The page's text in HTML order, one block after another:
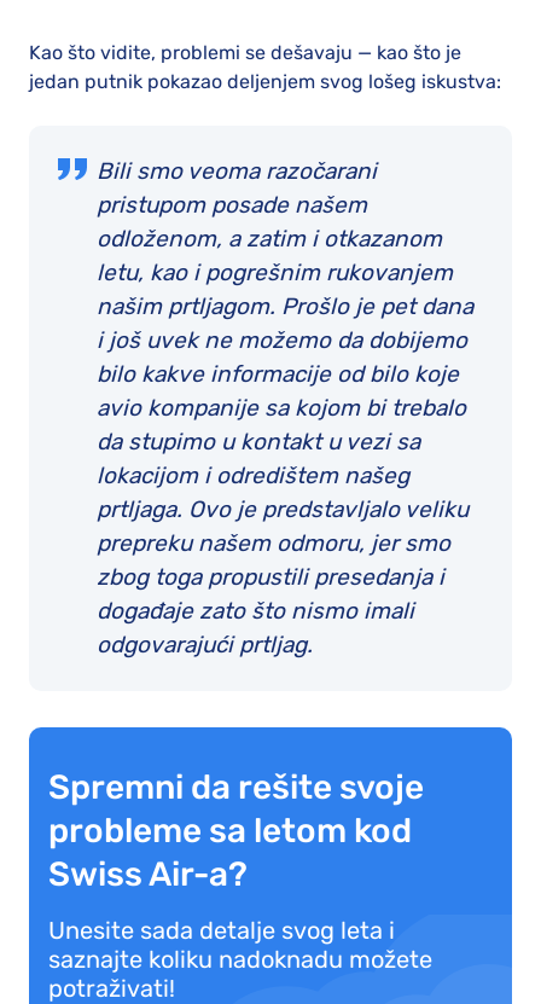
Kao što vidite, problemi se dešavaju — kao što je
jedan putnik pokazao deljenjem svog lošeg iskustva:
Bili smo veoma razočarani
pristupom posade našem
odloženom, a zatim i otkazanom
letu, kao i pogrešnim rukovanjem
našim prtljagom. Prošlo je pet dana
i još uvek ne možemo da dobijemo
bilo kakve informacije od bilo koje
avio kompanije sa kojom bi trebalo
da stupimo u kontakt u vezi sa
lokacijom i odredištem našeg
prtljaga. Ovo je predstavljalo veliku
prepreku našem odmoru, jer smo
zbog toga propustili presedanja i
događaje zato što nismo imali
odgovarajući prtljag.
Spremni da rešite svoje
probleme sa letom kod
Swiss Air-a?
Unesite sada detalje svog leta i
saznajte koliku nadoknadu možete
potraživati!